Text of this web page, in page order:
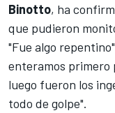
Binotto, ha
que pudieron
"Fue algo
enteramos primero
luego fueron los
todo de golpe".